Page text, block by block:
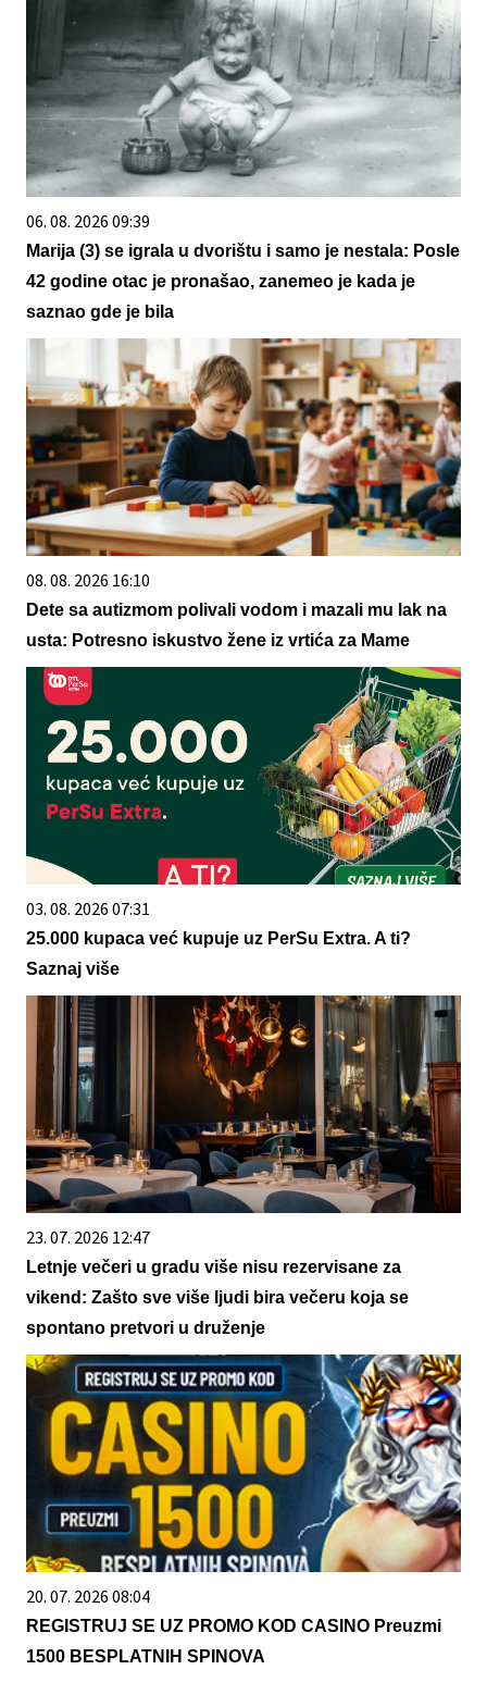
06. 08. 2026 09:39
Marija (3) se igrala u dvorištu i samo je nestala: Posle
42 godine otac je pronašao, zanemeo je kada je
saznao gde je bila
08. 08. 2026 16:10
Dete sa autizmom polivali vodom i mazali mu lak na
usta: Potresno iskustvo žene iz vrtića za Mame
03. 08. 2026 07:31
25.000 kupaca već kupuje uz PerSu Extra. A ti?
Saznaj više
23. 07. 2026 12:47
Letnje večeri u gradu više nisu rezervisane za
vikend: Zašto sve više ljudi bira večeru koja se
spontano pretvori u druženje
20. 07. 2026 08:04
REGISTRUJ SE UZ PROMO KOD CASINO Preuzmi
1500 BESPLATNIH SPINOVA